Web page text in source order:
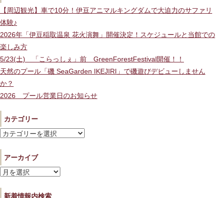
【周辺観光】車で10分！伊豆アニマルキングダムで大迫力のサファリ
体験♪
2026年「伊豆稲取温泉 花火演舞」開催決定！スケジュールと当館での
楽しみ方
5/23(土) 「こらっしぇ」前 GreenForestFestival開催！！
天然のプール「磯 SeaGarden IKEJIRI」で磯遊びデビューしません
か？
2026 プール営業日のお知らせ
カテゴリー
カ
ゴ
リ
アーカイブ
ア
新着情報内検索